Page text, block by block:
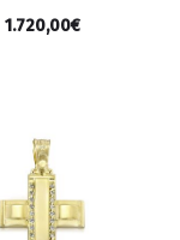
1.720,00€